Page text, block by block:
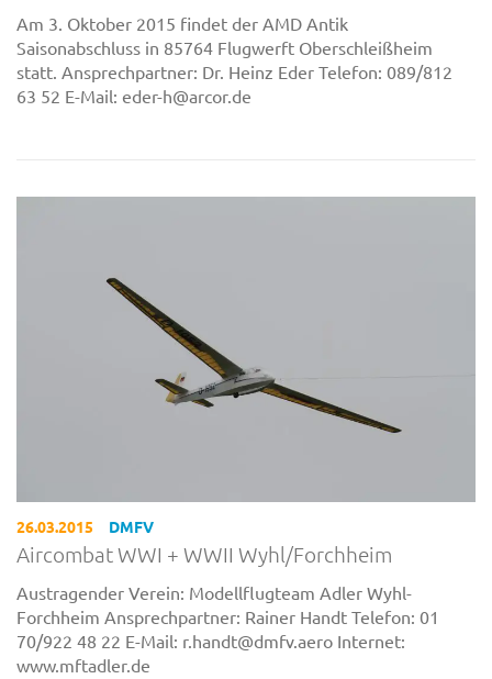
Am 3. Oktober 2015 findet der AMD Antik
Saisonabschluss in 85764 Flugwerft Oberschleißheim
statt. Ansprechpartner: Dr. Heinz Eder Telefon: 089/812
63 52 E-Mail: eder-h@arcor.de
26.03.2015 DMFV
Aircombat WWI + WWII Wyhl/Forchheim
Austragender Verein: Modellflugteam Adler Wyhl-
Forchheim Ansprechpartner: Rainer Handt Telefon: 01
70/922 48 22 E-Mail: r.handt@dmfv.aero Internet:
www.mftadler.de